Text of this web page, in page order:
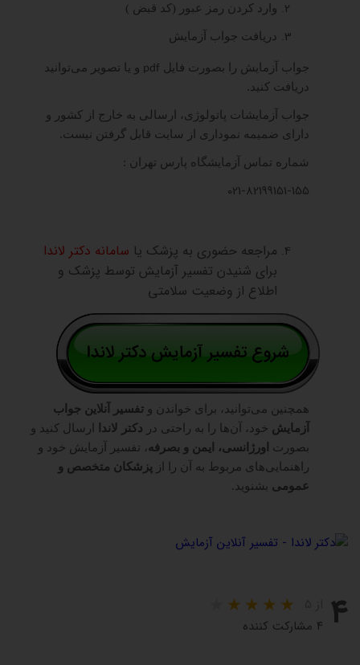
وارد کردن رمز عبور (کد قبض )
دریافت جواب آزمایش
جواب آزمایش را بصورت فایل pdf و یا تصویر می‌توانید
دریافت کنید.
جواب آزمایشات پاتولوژی، ارسالی به خارج از کشور و
دارای ضمیمه نموداری از سایت قابل گرفتن نیست.
شماره تماس آزمایشگاه پارس تهران :
021-82199151-155
مراجعه حضوری به پزشک یا سامانه دکتر لاندا
برای شنیدن تفسیر آزمایش توسط پزشک و
اطلاع از وضعیت سلامتی
همچنین می‌توانید، برای خواندن و تفسیر آنلاین جواب
آزمایش خود، آن‌ها را به راحتی در دکتر لاندا
ارسال کنید و
بصورت
اورژانسی، ایمن و بصرفه، تفسیر آزمایش خود و
راهنمایی‌های مربوط به آن را از پزشکان متخصص و
عمومی بشنوید.
۴ ۴ مشارکت کننده